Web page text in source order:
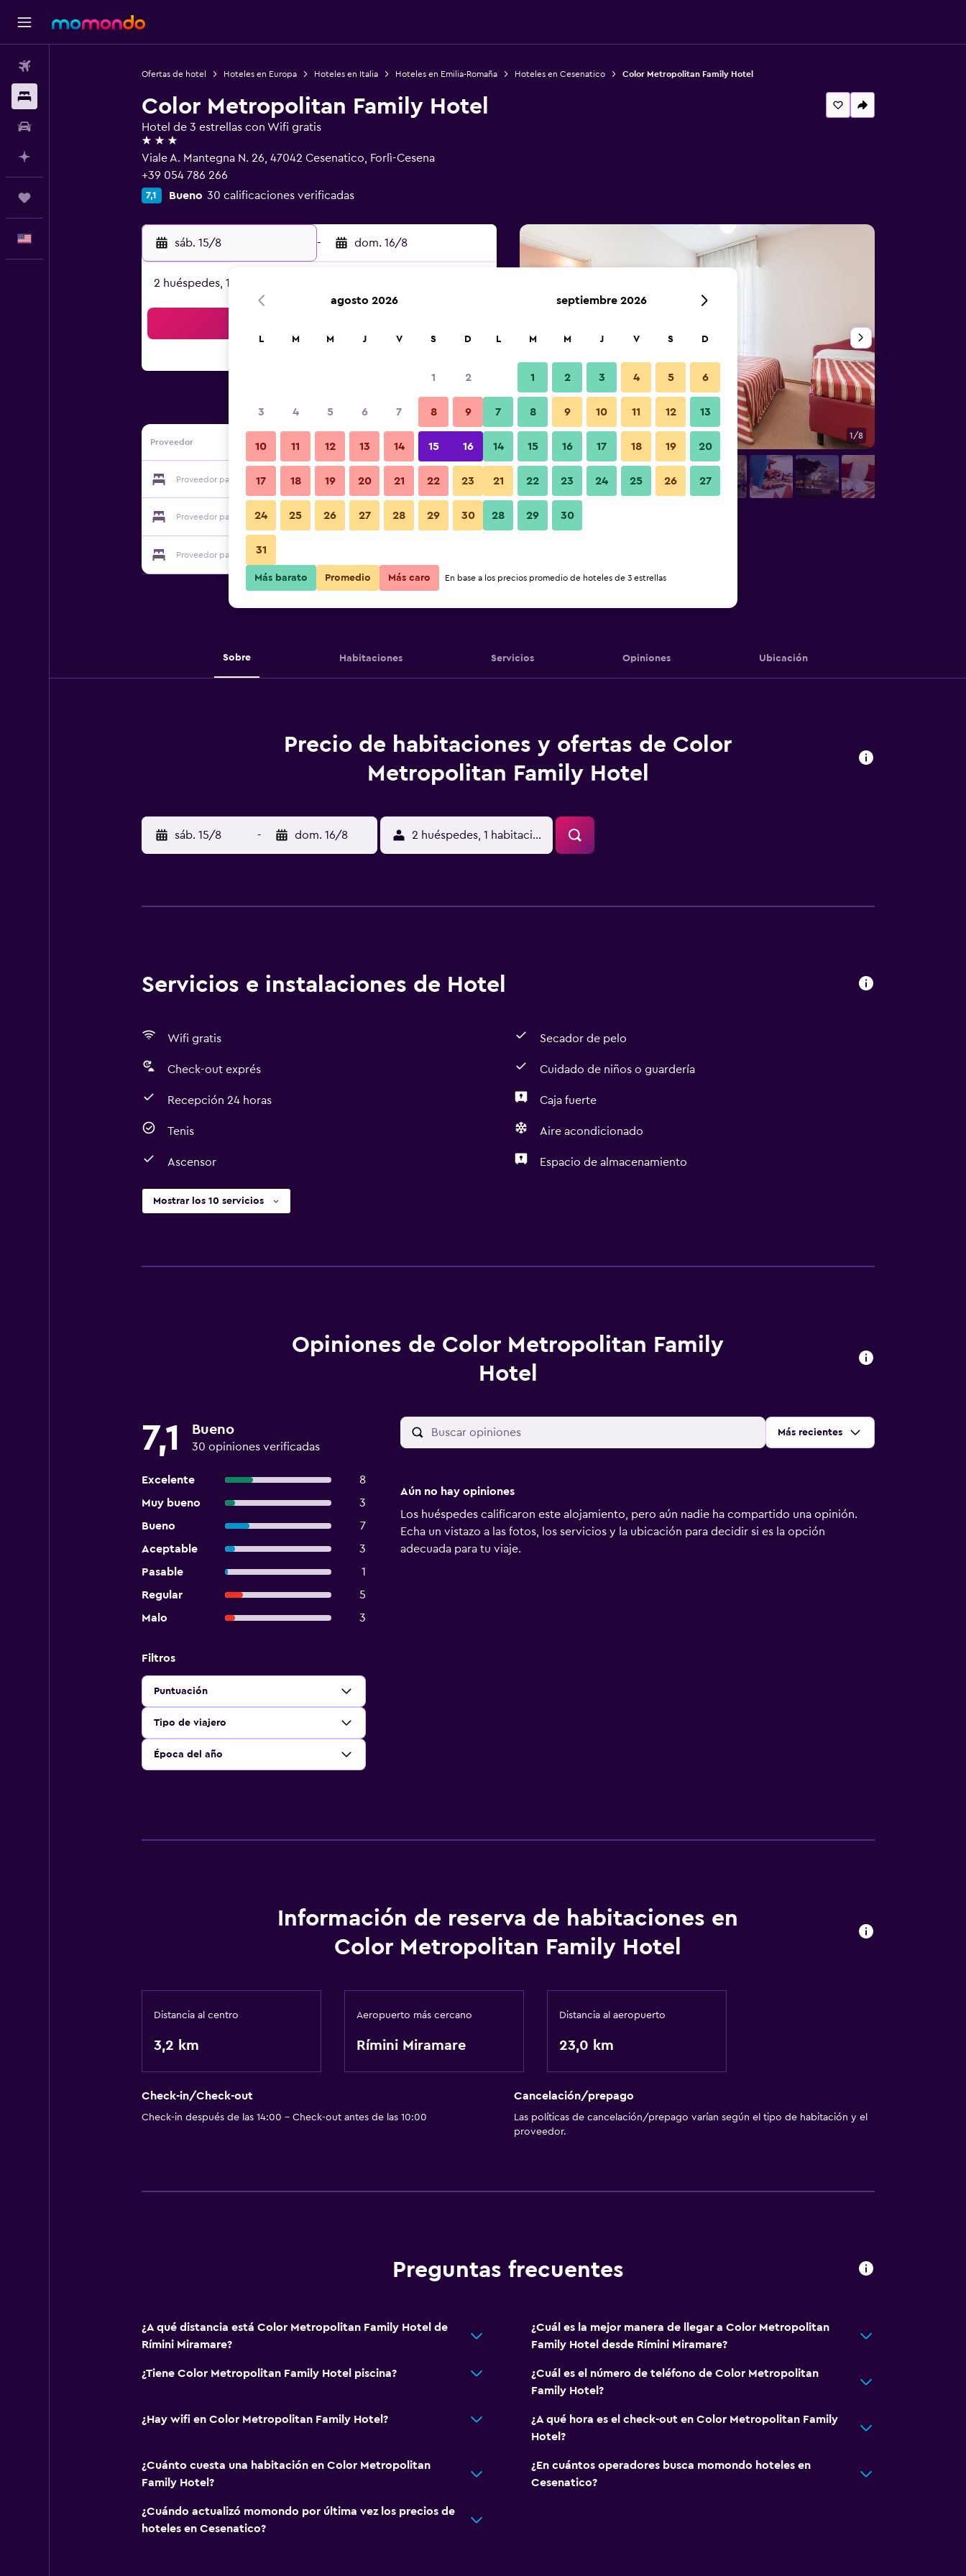
Ofertas de hotel Hoteles en Europa Hoteles en Italia Hoteles en Emilia-Romaña Hoteles en Cesenatico Color Metropolitan Family Hotel
Color Metropolitan Family Hotel
Hotel de 3 estrellas con Wifi gratis
3 estrellas
Viale A. Mantegna N. 26, 47042 Cesenatico, Forlì-Cesena
+39 054 786 266
7,1 Bueno 30 calificaciones verificadas
sáb. 15/8 - dom. 16/8
2 huéspedes, 1 habitación
Proveedor
Proveedor para Color Metropolitan Family Hotel Ver precios
Proveedor para Color Metropolitan Family Hotel Ver precios
Proveedor para Color Metropolitan Family Hotel
Habitación 1/8
Fotos
Sobre Habitaciones Servicios Opiniones Ubicación
Precio de habitaciones y ofertas de Color
Metropolitan Family Hotel
sáb. 15/8 - dom. 16/8 2 huéspedes, 1 habitación
Servicios e instalaciones de Hotel
Wifi gratis Secador de pelo
Check-out exprés Cuidado de niños o guardería
Recepción 24 horas Caja fuerte
Tenis Aire acondicionado
Ascensor Espacio de almacenamiento
Mostrar los 10 servicios
Opiniones de Color Metropolitan Family
Hotel
7,1 Bueno
30 opiniones verificadas
Excelente
8
Muy bueno
3
Bueno
7
Aceptable
3
Pasable
1
Regular
5
Malo
3
Ordenar por:
Más recientes
Filtros
Puntuación
Tipo de viajero
Época del año
Aún no hay opiniones
Los huéspedes calificaron este alojamiento, pero aún nadie ha compartido una opinión.
Echa un vistazo a las fotos, los servicios y la ubicación para decidir si es la opción
adecuada para tu viaje.
Información de reserva de habitaciones en
Color Metropolitan Family Hotel
Distancia al centro
3,2 km
Aeropuerto más cercano
Rímini Miramare
Distancia al aeropuerto
23,0 km
Check-in/Check-out
Check-in después de las 14:00 - Check-out antes de las 10:00
Cancelación/prepago
Las políticas de cancelación/prepago varían según el tipo de habitación y el
proveedor.
Preguntas frecuentes
¿A qué distancia está Color Metropolitan Family Hotel de
Rímini Miramare?
¿Cuál es la mejor manera de llegar a Color Metropolitan
Family Hotel desde Rímini Miramare?
¿Tiene Color Metropolitan Family Hotel piscina?
¿Cuál es el número de teléfono de Color Metropolitan
Family Hotel?
¿Hay wifi en Color Metropolitan Family Hotel?
¿A qué hora es el check-out en Color Metropolitan Family
Hotel?
¿Cuánto cuesta una habitación en Color Metropolitan
Family Hotel?
¿En cuántos operadores busca momondo hoteles en
Cesenatico?
¿Cuándo actualizó momondo por última vez los precios de
hoteles en Cesenatico?
agosto 2026
L M M J V S D
1 2
3 4 5 6 7 8 9
10 11 12 13 14 15 16
17 18 19 20 21 22 23
24 25 26 27 28 29 30
31
septiembre 2026
L M M J V S D
1 2 3 4 5 6
7 8 9 10 11 12 13
14 15 16 17 18 19 20
21 22 23 24 25 26 27
28 29 30
Más barato Promedio Más caro En base a los precios promedio de hoteles de 3 estrellas